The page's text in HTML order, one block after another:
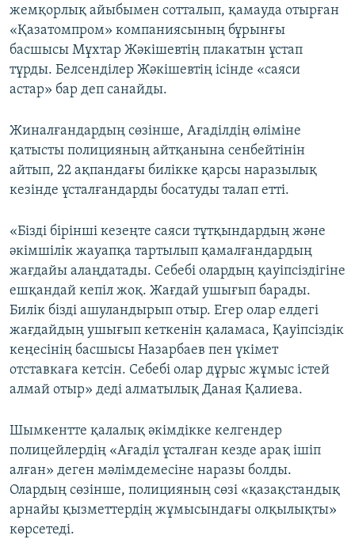
жемқорлық айыбымен сотталып, қамауда отырған
«Қазатомпром» компаниясының бұрынғы
басшысы Мұхтар Жәкішевтің плакатын ұстап
тұрды. Белсенділер Жәкішевтің ісінде «саяси
астар» бар деп санайды.
Жиналғандардың сөзінше, Ағаділдің өліміне
қатысты полицияның айтқанына сенбейтінін
айтып, 22 ақпандағы билікке қарсы наразылық
кезінде ұсталғандарды босатуды талап етті.
«Бізді бірінші кезеңте саяси тұтқындардың және
әкімшілік жауапқа тартылып қамалғандардың
жағдайы алаңдатады. Себебі олардың қауіпсіздігіне
ешқандай кепіл жоқ. Жағдай ушығып барады.
Билік бізді ашуландырып отыр. Егер олар елдегі
жағдайдың ушығып кеткенін қаламаса, Қауіпсіздік
кеңесінің басшысы Назарбаев пен үкімет
отставкаға кетсін. Себебі олар дұрыс жұмыс істей
алмай отыр» деді алматылық Даная Қалиева.
Шымкентте қалалық әкімдікке келгендер
полицейлердің «Ағаділ ұсталған кезде арақ ішіп
алған» деген мәлімдемесіне наразы болды.
Олардың сөзінше, полицияның сөзі «қазақстандық
арнайы қызметтердің жұмысындағы олқылықты»
көрсетеді.